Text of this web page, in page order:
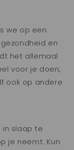
we op een
en
het allemaal
voor je doen,
ook op andere
slaap te
je neemt. Kun